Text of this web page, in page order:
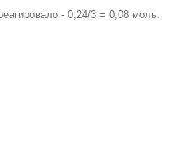
- 0,24/3 = 0,08 моль.